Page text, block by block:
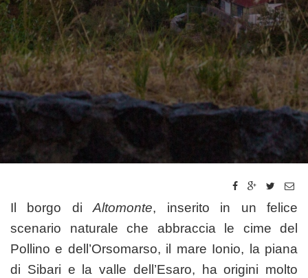
Il borgo diAltomonte, inserito in un felice
scenario naturale che abbraccia le cime del
Pollino e dell’Orsomarso, il mare Ionio, la piana
di Sibari e la valle dell’Esaro, ha origini molto